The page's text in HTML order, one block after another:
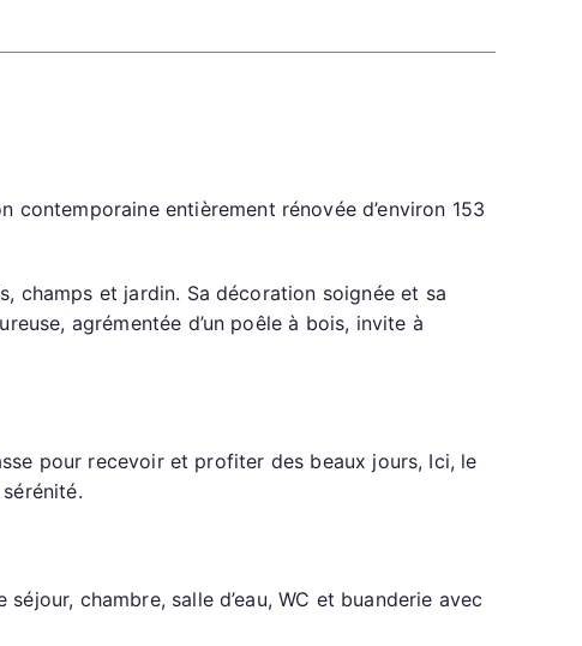
entièrement rénovée d’environ 153
champs et jardin. Sa décoration soignée et sa
agrémentée d’un poêle à bois, invite à
pour recevoir et profiter des beaux jours, Ici, le
chambre, salle d’eau, WC et buanderie avec